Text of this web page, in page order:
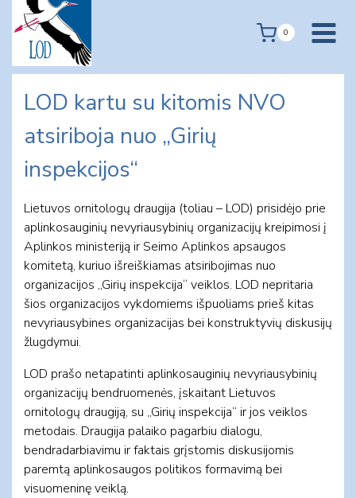
content
0
LOD kartu su kitomis NVO
atsiriboja nuo „Girių
inspekcijos“
Lietuvos ornitologų draugija (toliau – LOD) prisidėjo prie
aplinkosauginių nevyriausybinių organizacijų kreipimosi į
Aplinkos ministeriją ir Seimo Aplinkos apsaugos
komitetą, kuriuo išreiškiamas atsiribojimas nuo
organizacijos „Girių inspekcija“ veiklos. LOD nepritaria
šios organizacijos vykdomiems išpuoliams prieš kitas
nevyriausybines organizacijas bei konstruktyvių diskusijų
žlugdymui.
LOD prašo netapatinti aplinkosauginių nevyriausybinių
organizacijų bendruomenės, įskaitant Lietuvos
ornitologų draugiją, su „Girių inspekcija“ ir jos veiklos
metodais. Draugija palaiko pagarbiu dialogu,
bendradarbiavimu ir faktais grįstomis diskusijomis
paremtą aplinkosaugos politikos formavimą bei
visuomeninę veiklą.